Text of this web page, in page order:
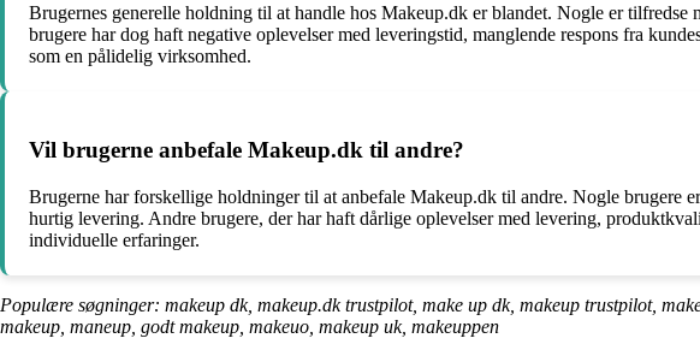
Brugernes generelle holdning til at handle hos Makeup.dk er blandet. Nogle er
brugere har dog haft negative oplevelser med leveringstid, manglende respons fra
som en pålidelig virksomhed.
Vil brugerne anbefale Makeup.dk til andre?
Brugerne har forskellige holdninger til at anbefale Makeup.dk til andre. Nogle brugere
hurtig levering. Andre brugere, der har haft dårlige oplevelser med levering,
individuelle erfaringer.
Populære søgninger: makeup dk, makeup.dk trustpilot, make up dk, makeup trustpilot,
makeup, maneup, godt makeup, makeuo, makeup uk, makeuppen